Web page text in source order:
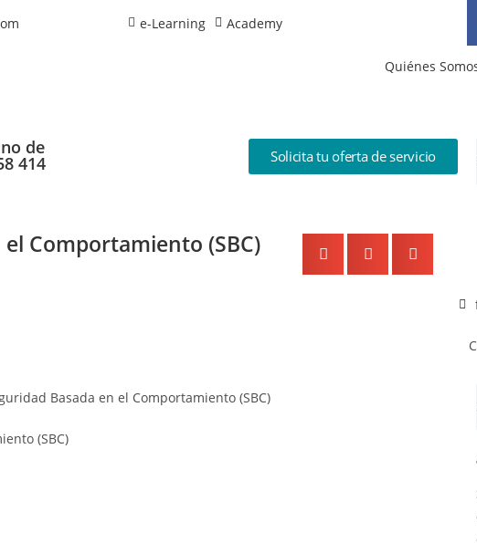
e-Learning Academy
Quiénes
de
414 Solicita tu oferta de servicio
Comportamiento (SBC)
(SBC)